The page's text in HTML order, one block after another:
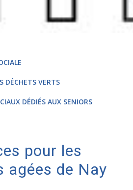
DÉCHETS VERTS
DÉDIÉS AUX SENIORS
pour les
agées de Nay